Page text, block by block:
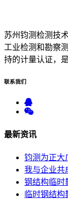
苏州钧测检测技
工业检测和勘察
持的计量认证，
联系我们
最新资讯
钧测为正大
我与企业共
钢结构临时
临时钢结构